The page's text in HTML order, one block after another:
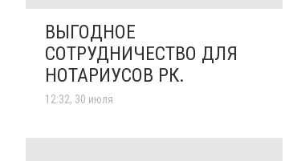
ВЫГОДНОЕ
СОТРУДНИЧЕСТВО ДЛЯ
НОТАРИУСОВ РК.
12:32, 30 июля